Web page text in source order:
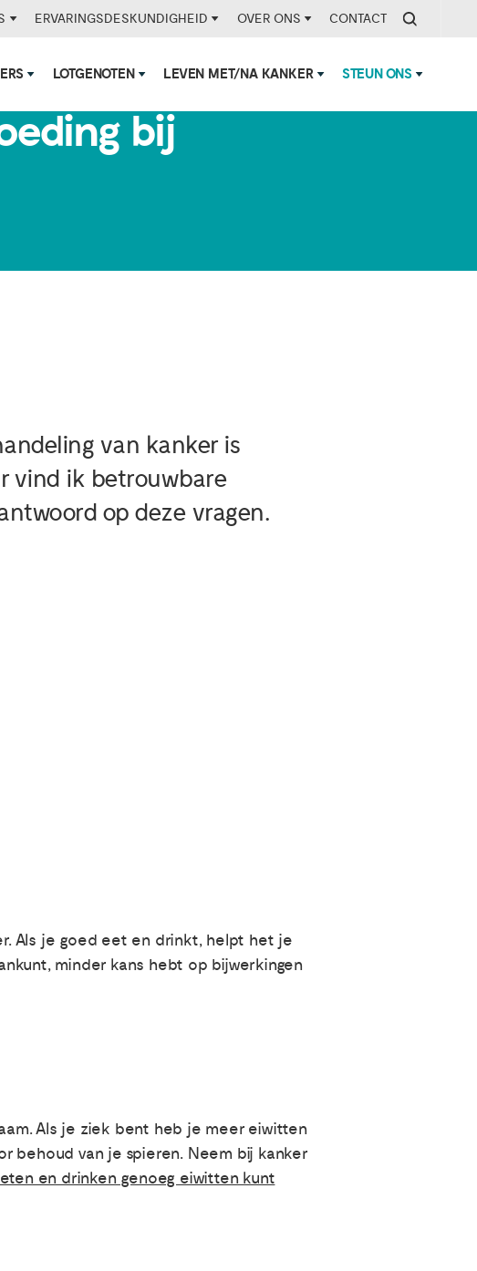
ERVARINGSDESKUNDIGHEID OVER ONS CONTACT
LOTGENOTEN LEVEN MET/NA KANKER STEUN ONS
bij
van kanker is
vind ik betrouwbare
op deze vragen.
Als je goed eet en drinkt, helpt het je
minder kans hebt op bijwerkingen
Als je ziek bent heb je meer eiwitten
behoud van je spieren. Neem bij kanker
en drinken genoeg eiwitten kunt